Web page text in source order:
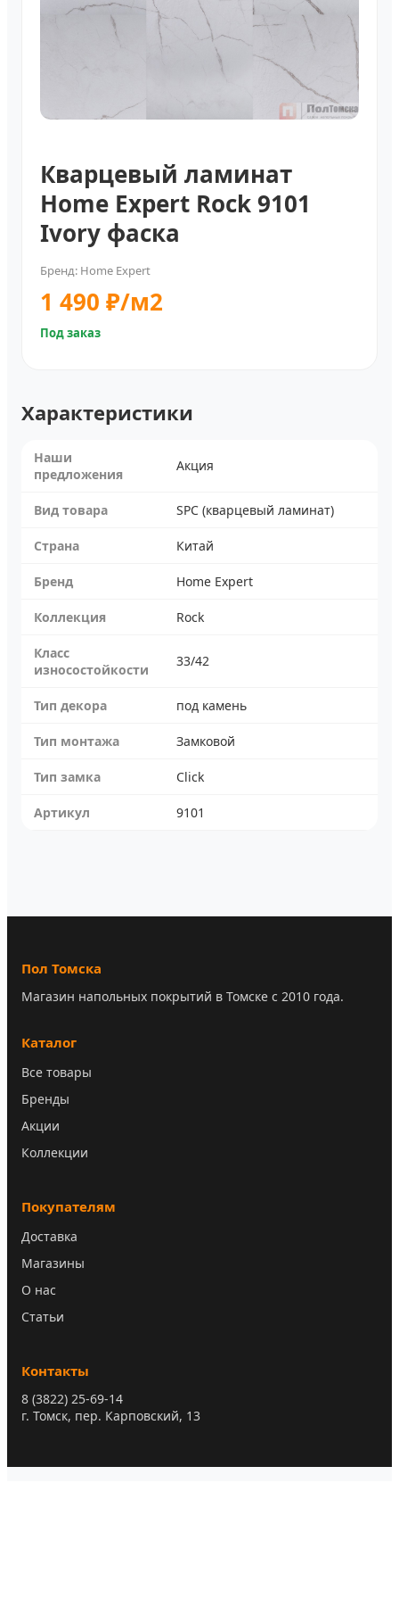
Кварцевый ламинат
Home Expert Rock 9101
Ivory фаска
Бренд: Home Expert
1 490 ₽/м2
Под заказ
Характеристики
Наши
предложения
Акция
Вид товара SPC (кварцевый ламинат)
Страна Китай
Бренд Home Expert
Коллекция Rock
Класс
износостойкости
33/42
Тип декора под камень
Тип монтажа Замковой
Тип замка Click
Артикул 9101
Пол Томска
Магазин напольных покрытий в Томске с 2010 года.
Каталог
Все товары
Бренды
Акции
Коллекции
Покупателям
Доставка
Магазины
О нас
Статьи
Контакты
8 (3822) 25-69-14
г. Томск, пер. Карповский, 13